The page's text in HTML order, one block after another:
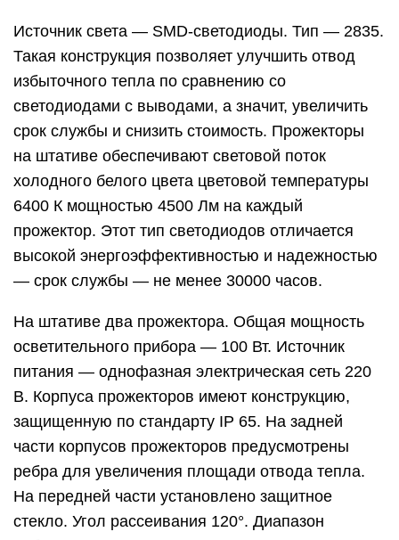
Источник света — SMD-светодиоды. Тип — 2835.
Такая конструкция позволяет улучшить отвод
избыточного тепла по сравнению со
светодиодами с выводами, а значит, увеличить
срок службы и снизить стоимость. Прожекторы
на штативе обеспечивают световой поток
холодного белого цвета цветовой температуры
6400 К мощностью 4500 Лм на каждый
прожектор. Этот тип светодиодов отличается
высокой энергоэффективностью и надежностью
— срок службы — не менее 30000 часов.
На штативе два прожектора. Общая мощность
осветительного прибора — 100 Вт. Источник
питания — однофазная электрическая сеть 220
В. Корпуса прожекторов имеют конструкцию,
защищенную по стандарту IP 65. На задней
части корпусов прожекторов предусмотрены
ребра для увеличения площади отвода тепла.
На передней части установлено защитное
стекло. Угол рассеивания 120°. Диапазон